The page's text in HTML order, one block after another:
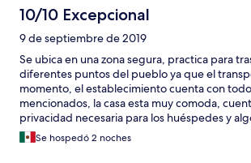
10/10 Excepcional
9 de septiembre de 2019
Se ubica en una zona segura, practica para
diferentes puntos del pueblo ya que el
momento, el establecimiento cuenta con
mencionados, la casa esta muy comoda,
privacidad necesaria para los huéspedes y
mucho en esta visita fue el trato muy amable
como de su familia sin duda volvería a reservar
Se hospedó 2 noches